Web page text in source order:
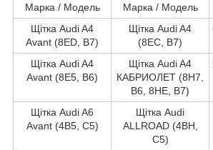
Марка / Модель Марка / Модель
Щітка Audi A4
Avant (8ED, B7)
Щітка Audi A4
(8EC, B7)
Щітка Audi A4
Avant (8E5, B6)
Щітка Audi A4
КАБРИОЛЕТ (8H7,
B6, 8HE, B7)
Щітка Audi A6
Avant (4B5, C5)
Щітка Audi
ALLROAD (4BH,
C5)